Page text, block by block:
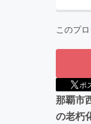
このプロ
ポ
那覇市
の老朽